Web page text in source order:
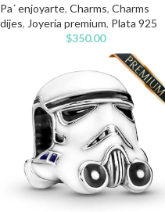
Pa´ enjoyarte, Charms, Charms
dijes, Joyería premium, Plata 925
$350.00